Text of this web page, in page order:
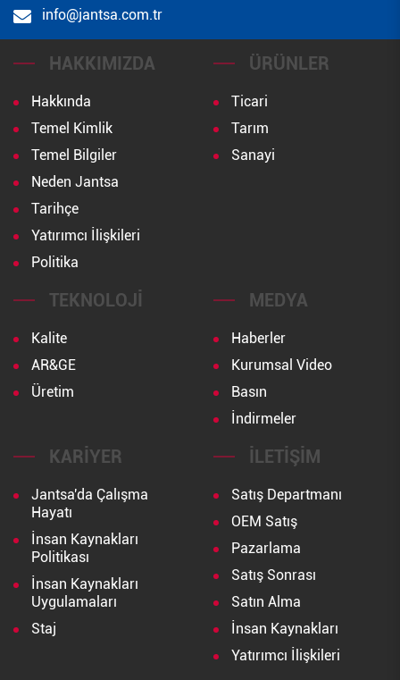
info@jantsa.com.tr
HAKKIMIZDA
Hakkında
Temel Kimlik
Temel Bilgiler
Neden Jantsa
Tarihçe
Yatırımcı İlişkileri
Politika
ÜRÜNLER
Ticari
Tarım
Sanayi
TEKNOLOJI
Kalite
AR&GE
Üretim
MEDYA
Haberler
Kurumsal Video
Basın
İndirmeler
KARIYER
Jantsa'da Çalışma
Hayatı
İnsan Kaynakları
Politikası
İnsan Kaynakları
Uygulamaları
Staj
İLETIŞIM
Satış Departmanı
OEM Satış
Pazarlama
Satış Sonrası
Satın Alma
İnsan Kaynakları
Yatırımcı İlişkileri